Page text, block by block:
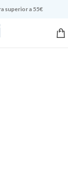
superior a 55€